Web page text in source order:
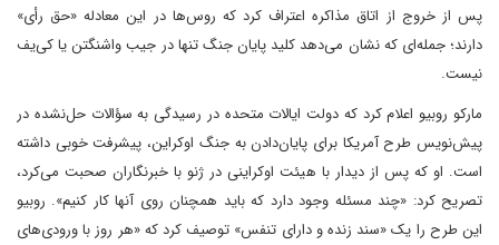
پس از خروج از اتاق مذاکره اعتراف کرد که روس‌ها در این معادله «حق رأی»
دارند؛ جمله‌ای که نشان می‌دهد کلید پایان جنگ تنها در جیب واشنگتن یا کی‌یف
نیست.
مارکو روبیو اعلام کرد که دولت ایالات متحده در رسیدگی به سؤالات حل‌نشده در
پیش‌نویس طرح آمریکا برای پایان‌دادن به جنگ اوکراین، پیشرفت خوبی داشته
است. او که پس از دیدار با هیئت اوکراینی در ژنو با خبرنگاران صحبت می‌کرد،
تصریح کرد: «چند مسئله وجود دارد که باید همچنان روی آنها کار کنیم». روبیو
این طرح را یک «سند زنده و دارای تنفس» توصیف کرد که «هر روز با ورودی‌های